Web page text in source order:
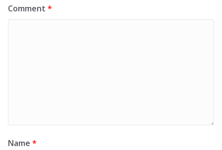
Comment *
Name *